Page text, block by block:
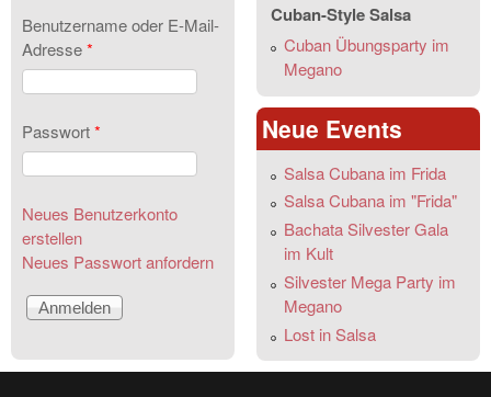
Benutzername oder E-Mail-
Adresse*
Passwort*
Neues Benutzerkonto
erstellen
Neues Passwort anfordern
Cuban-Style Salsa
Cuban Übungsparty im
Megano
Neue Events
Salsa Cubana im Frida
Salsa Cubana im "Frida"
Bachata Silvester Gala
im Kult
Silvester Mega Party im
Megano
Lost in Salsa